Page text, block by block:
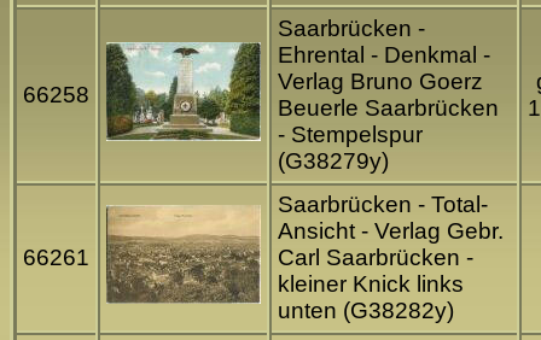
66258
Saarbrücken -
Ehrental - Denkmal -
Verlag Bruno Goerz
Beuerle Saarbrücken
- Stempelspur
(G38279y)
66261
Saarbrücken - Total-
Ansicht - Verlag Gebr.
Carl Saarbrücken -
kleiner Knick links
unten (G38282y)